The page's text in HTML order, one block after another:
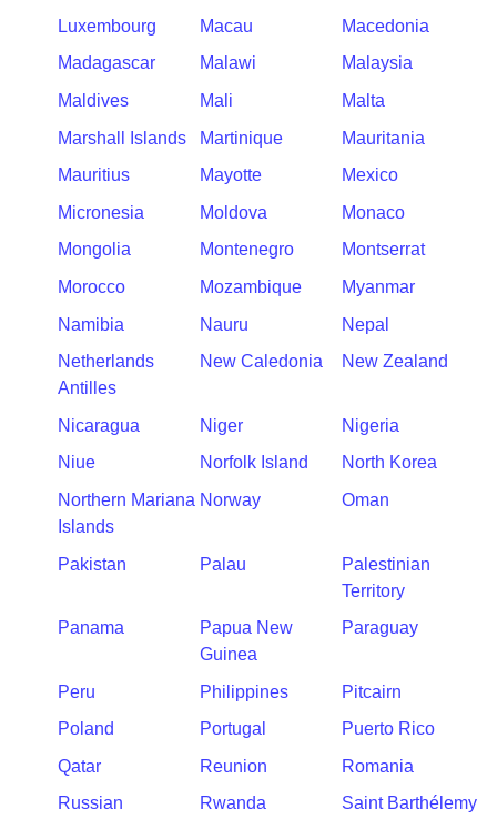
Luxembourg Macau
Macedonia
Madagascar
Malawi
Malaysia
Maldives
Mali
Malta
Marshall Islands
Martinique
Mauritania
Mauritius
Mayotte
Mexico
Micronesia
Moldova
Monaco
Mongolia
Montenegro
Montserrat
Morocco
Mozambique
Myanmar
Namibia
Nauru
Nepal
Netherlands
Antilles
New Caledonia New Zealand
Nicaragua Niger
Nigeria
Niue
Norfolk Island
North Korea
Northern Mariana
Islands
Norway Oman
Pakistan Palau
Palestinian
Territory
Panama
Papua New
Guinea
Paraguay
Peru Philippines
Pitcairn
Poland
Portugal
Puerto Rico
Qatar
Reunion
Romania
Russian
Rwanda Saint Barthélemy